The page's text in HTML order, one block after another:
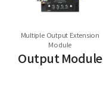
Multiple Output Extension
Module
Output Module